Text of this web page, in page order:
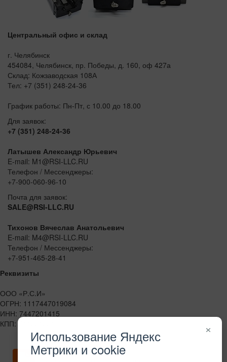
Центральный офис и склад
г. Челябинск
454084, Челябинск, пр. Победы, д. 160, оф 427а
Склад: Кожзаводская 108А
Тел: +7 (351) 248-24-36
График работы: Пн-Пт, с 10.00 до 18.00
Для заявок:
+7 (351) 248-24-36
Латышев Александр Юрьевич
E-mail: M1@RSI-LLC.RU
Телефон / Мессенджеры:
+7-900-060-96-10
Почта для заявок:
SALE@RSI-LLC.RU
Тихонов Вячеслав Анатольевич
E-mail: M4@RSI-LLC.RU
Телефон / Мессенджеры:
+7-951-465-28-41
Реквизиты
ООО «Р.С.И»
ОГРН: 1117447019084
ИНН: 7447201415
КПП: 744701001
×
Использование Яндекс
Метрики и cookie